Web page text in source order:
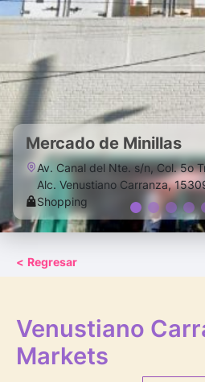
Mercado de Minillas
Av. Canal del Nte. s/n, Col. 5o
Alc. Venustiano Carranza,
Shopping
< Regresar
Venustiano
Markets